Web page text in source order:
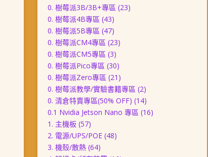
0. 樹莓派3B/3B+專區 (23)
0. 樹莓派4B專區 (43)
0. 樹莓派5B專區 (47)
0. 樹莓派CM4專區 (23)
0. 樹莓派CM5專區 (3)
0. 樹莓派Pico專區 (30)
0. 樹莓派Zero專區 (21)
0. 樹莓派教學/實驗書籍專區 (2)
0. 清倉特賣專區(50% OFF) (14)
0.1 Nvidia Jetson Nano 專區 (16)
1. 主機板 (57)
2. 電源/UPS/POE (48)
3. 機殼/散熱 (64)